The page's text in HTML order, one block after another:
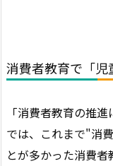
消費者教育で「
「消費者教育の推
では、これまで"消
とが多かった消費